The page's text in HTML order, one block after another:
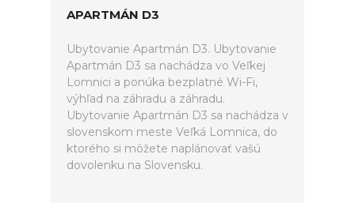
APARTMÁN D3
Ubytovanie Apartmán D3. Ubytovanie
Apartmán D3 sa nachádza vo Veľkej
Lomnici a ponúka bezplatné Wi-Fi,
výhľad na záhradu a záhradu.
Ubytovanie Apartmán D3 sa nachádza v
slovenskom meste Veľká Lomnica, do
ktorého si môžete naplánovať vašú
dovolenku na Slovensku.